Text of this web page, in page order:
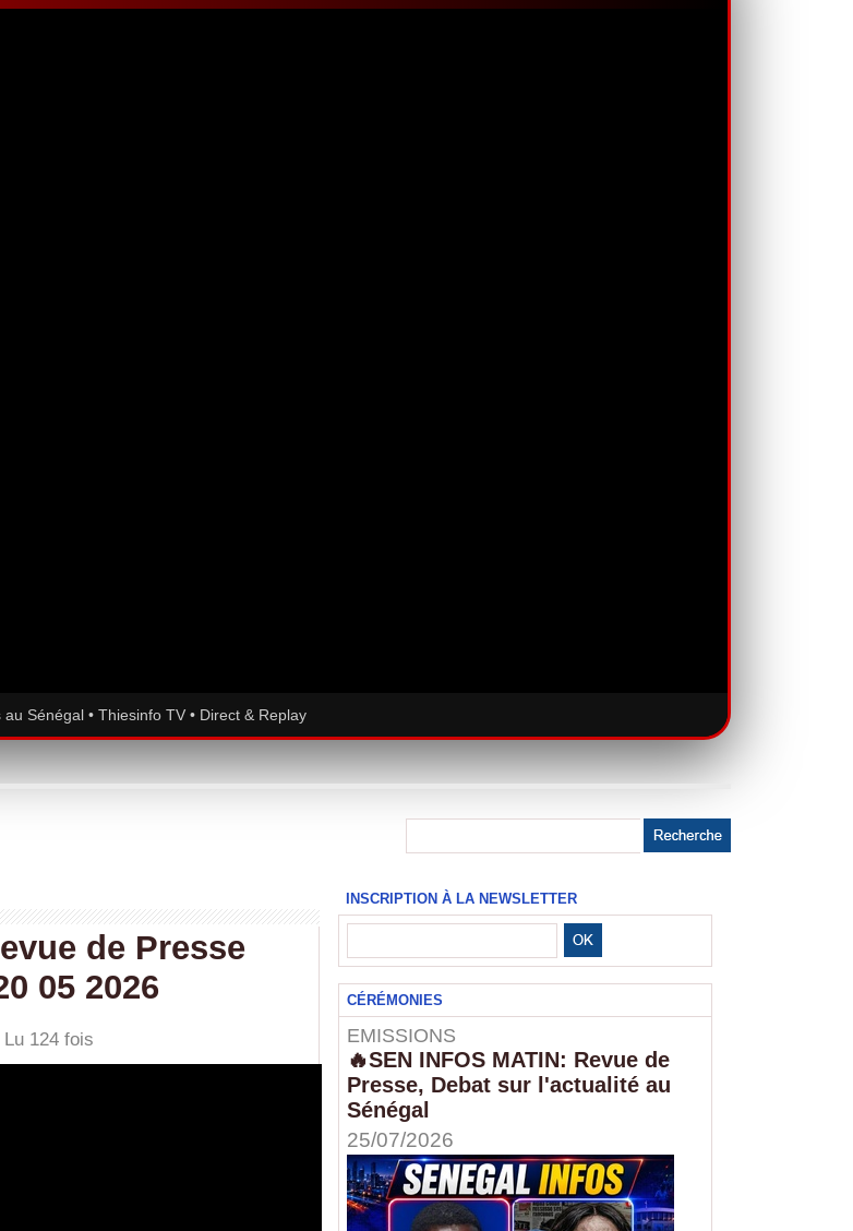
au Sénégal • Thiesinfo TV • Direct & Replay
de Presse
05 2026
124 fois
INSCRIPTION À LA NEWSLETTER
CÉRÉMONIES
EMISSIONS
🔥SEN INFOS MATIN: Revue de
Presse, Debat sur l'actualité au
Sénégal
25/07/2026